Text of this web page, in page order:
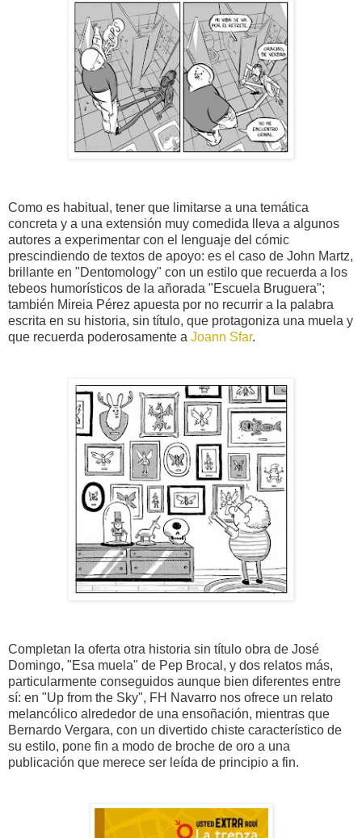
Como es habitual, tener que limitarse a una temática
concreta y a una extensión muy comedida lleva a algunos
autores a experimentar con el lenguaje del cómic
prescindiendo de textos de apoyo: es el caso de John Martz,
brillante en "Dentomology" con un estilo que recuerda a los
tebeos humorísticos de la añorada "Escuela Bruguera";
también Mireia Pérez apuesta por no recurrir a la palabra
escrita en su historia, sin título, que protagoniza una muela y
que recuerda poderosamente a Joann Sfar.
Completan la oferta otra historia sin título obra de José
Domingo, "Esa muela" de Pep Brocal, y dos relatos más,
particularmente conseguidos aunque bien diferentes entre
sí: en "Up from the Sky", FH Navarro nos ofrece un relato
melancólico alrededor de una ensoñación, mientras que
Bernardo Vergara, con un divertido chiste característico de
su estilo, pone fin a modo de broche de oro a una
publicación que merece ser leída de principio a fin.